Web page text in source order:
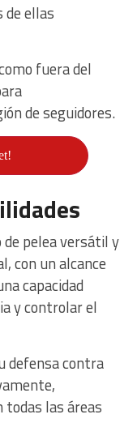
ellas
fuera del
de seguidores.
de pelea versátil y
con un alcance
capacidad
y controlar el
defensa contra
todas las áreas